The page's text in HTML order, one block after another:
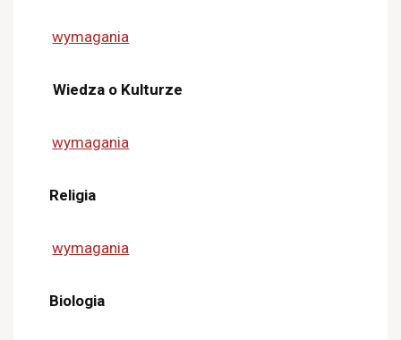
wymagania
Wiedza o Kulturze
wymagania
Religia
wymagania
Biologia